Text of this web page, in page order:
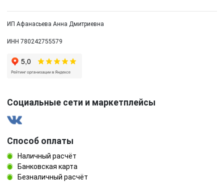
ИП Афанасьева Анна Дмитриевна
ИНН 780242755579
Социальные сети и маркетплейсы
Способ оплаты
Наличный расчёт
Банковская карта
Безналичный расчёт